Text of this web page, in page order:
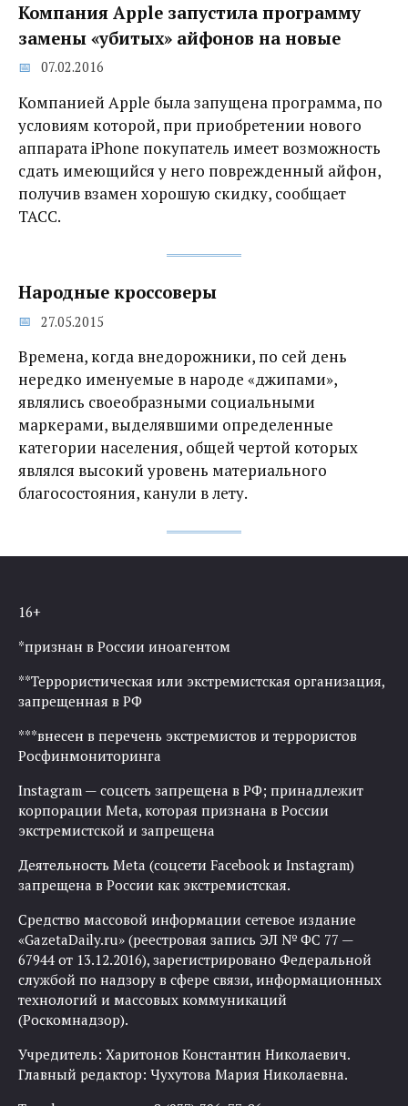
Компания Apple запустила программу
замены «убитых» айфонов на новые
07.02.2016
Компанией Apple была запущена программа, по
условиям которой, при приобретении нового
аппарата iPhone покупатель имеет возможность
сдать имеющийся у него поврежденный айфон,
получив взамен хорошую скидку, сообщает
ТАСС.
Народные кроссоверы
27.05.2015
Времена, когда внедорожники, по сей день
нередко именуемые в народе «джипами»,
являлись своеобразными социальными
маркерами, выделявшими определенные
категории населения, общей чертой которых
являлся высокий уровень материального
благосостояния, канули в лету.
16+
*признан в России иноагентом
**Террористическая или экстремистская организация,
запрещенная в РФ
***внесен в перечень экстремистов и террористов
Росфинмониторинга
Instagram — соцсеть запрещена в РФ; принадлежит
корпорации Meta, которая признана в России
экстремистской и запрещена
Деятельность Meta (соцсети Facebook и Instagram)
запрещена в России как экстремистская.
Средство массовой информации сетевое издание
«GazetaDaily.ru» (реестровая запись ЭЛ № ФС 77 —
67944 от 13.12.2016), зарегистрировано Федеральной
службой по надзору в сфере связи, информационных
технологий и массовых коммуникаций
(Роскомнадзор).
Учредитель: Харитонов Константин Николаевич.
Главный редактор: Чухутова Мария Николаевна.